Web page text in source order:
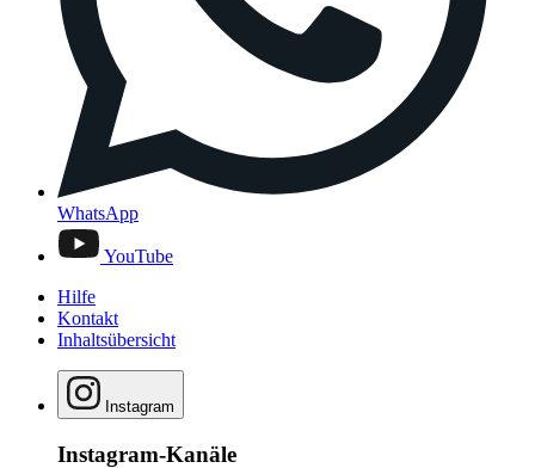
WhatsApp
YouTube
Hilfe
Kontakt
Inhaltsübersicht
Instagram
Instagram-Kanäle